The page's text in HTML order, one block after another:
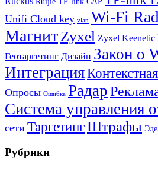
Unifi Cloud key vlan Wi-Fi
МагнитZyxel Zyxel Keenetic
Геотаргетинг Дизайн Закон о
Интеграция
Опросы Ошибка Радар
Система управления
сети ТаргетингШтрафы
Рубрики